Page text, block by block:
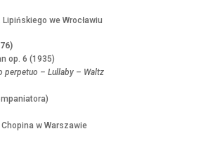
we Wrocławiu
op. 6 (1935)
perpetuo – Lullaby – Waltz
w Warszawie